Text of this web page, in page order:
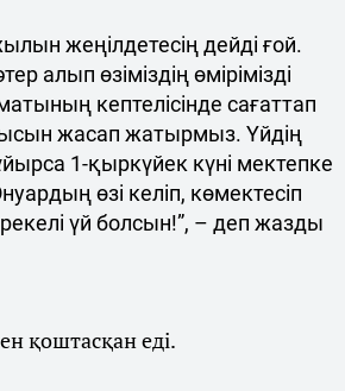
жеңілдетесің дейді ғой.
алып өзіміздің өмірімізді
кептелісінде сағаттап
жасап жатырмыз. Үйдің
1-қыркүйек күні мектепке
өзі келіп, көмектесіп
үй болсын!”, – деп жазды
қоштасқан еді.